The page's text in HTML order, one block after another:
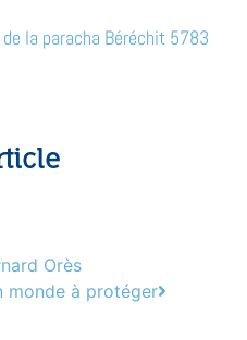
la paracha Béréchit 5783
Orès
monde à protéger